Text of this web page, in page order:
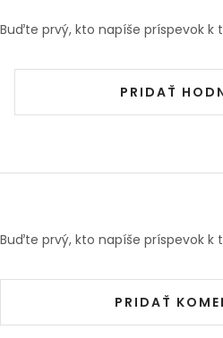
Buďte prvý, kto napíše príspevok k
PRIDAŤ
Buďte prvý, kto napíše príspevok k
PRIDAŤ